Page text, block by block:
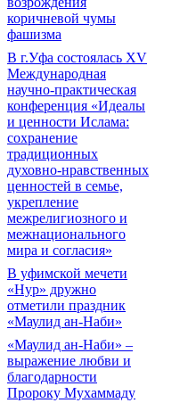
коричневой чумы
фашизма
В г.Уфа состоялась XV
Международная
научно-практическая
конференция «Идеалы
и ценности Ислама:
сохранение
традиционных
духовно-нравственных
ценностей в семье,
укрепление
межрелигиозного и
межнационального
мира и согласия»
В уфимской мечети
«Нур» дружно
отметили праздник
«Маулид ан-Наби»
«Маулид ан-Наби» –
выражение любви и
благодарности
Пророку Мухаммаду